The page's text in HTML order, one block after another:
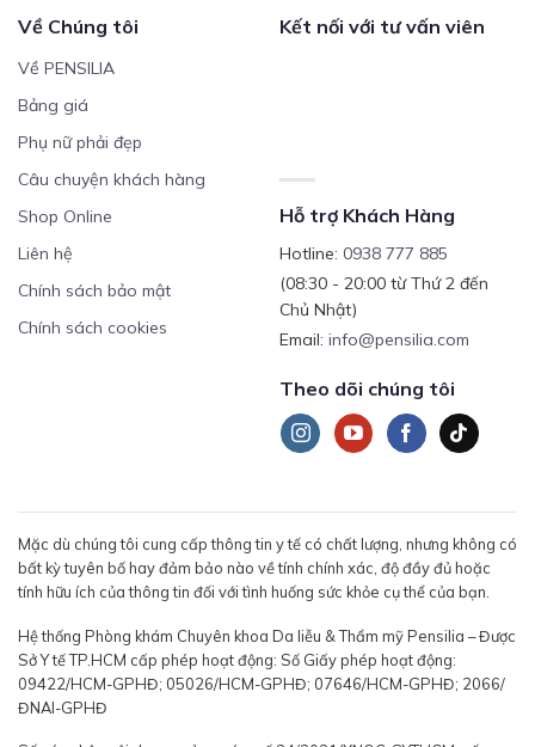
Về Chúng tôi
Về PENSILIA
Bảng giá
Phụ nữ phải đẹp
Câu chuyện khách hàng
Shop Online
Liên hệ
Chính sách bảo mật
Chính sách cookies
Kết nối với tư vấn viên
Hỗ trợ Khách Hàng
Hotline: 0938 777 885
(08:30 - 20:00 từ Thứ 2 đến
Chủ Nhật)
Email: info@pensilia.com
Theo dõi chúng tôi
Mặc dù chúng tôi cung cấp thông tin y tế có chất lượng, nhưng không có
bất kỳ tuyên bố hay đảm bảo nào về tính chính xác, độ đầy đủ hoặc
tính hữu ích của thông tin đối với tình huống sức khỏe cụ thể của bạn.
Hệ thống Phòng khám Chuyên khoa Da liễu & Thẩm mỹ Pensilia – Được
Sở Y tế TP.HCM cấp phép hoạt động: Số Giấy phép hoạt động:
09422/HCM-GPHĐ; 05026/HCM-GPHĐ; 07646/HCM-GPHĐ; 2066/
ĐNAI-GPHĐ